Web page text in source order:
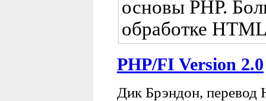
основы PHP.
обработке
PHP/FI Version 2.0
Дик Брэндон, перевод